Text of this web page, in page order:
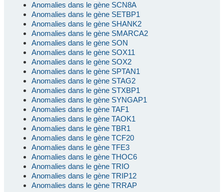
Anomalies dans le gène SCN8A
Anomalies dans le gène SETBP1
Anomalies dans le gène SHANK2
Anomalies dans le gène SMARCA2
Anomalies dans le gène SON
Anomalies dans le gène SOX11
Anomalies dans le gène SOX2
Anomalies dans le gène SPTAN1
Anomalies dans le gène STAG2
Anomalies dans le gène STXBP1
Anomalies dans le gène SYNGAP1
Anomalies dans le gène TAF1
Anomalies dans le gène TAOK1
Anomalies dans le gène TBR1
Anomalies dans le gène TCF20
Anomalies dans le gène TFE3
Anomalies dans le gène THOC6
Anomalies dans le gène TRIO
Anomalies dans le gène TRIP12
Anomalies dans le gène TRRAP